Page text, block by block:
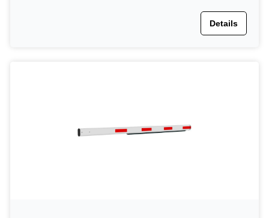
Details